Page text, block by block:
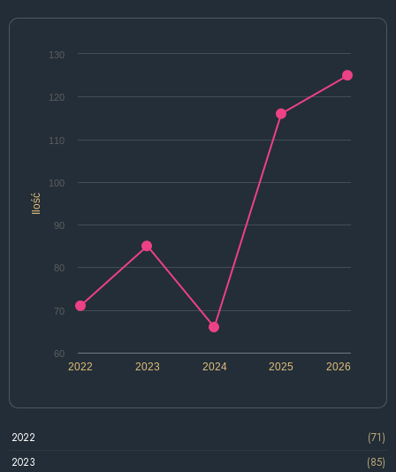
Ilość
2022 2024 2026
2023 2025
60
70
80
90
100
110
120
130
2022
(71)
2023
(85)